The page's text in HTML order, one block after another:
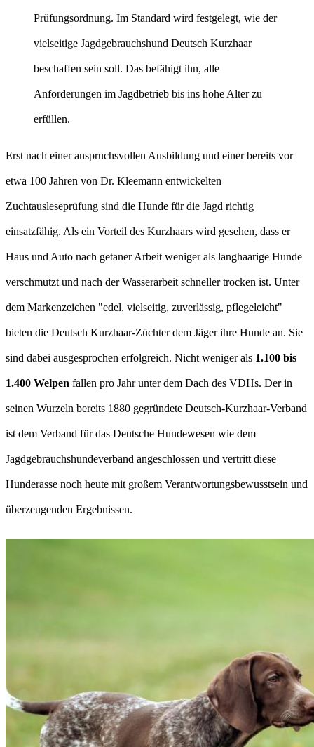
Prüfungsordnung. Im Standard wird festgelegt, wie der
vielseitige Jagdgebrauchshund Deutsch Kurzhaar
beschaffen sein soll. Das befähigt ihn, alle
Anforderungen im Jagdbetrieb bis ins hohe Alter zu
erfüllen.
Erst nach einer anspruchsvollen Ausbildung und einer bereits vor
etwa 100 Jahren von Dr. Kleemann entwickelten
Zuchtausleseprüfung sind die Hunde für die Jagd richtig
einsatzfähig. Als ein Vorteil des Kurzhaars wird gesehen, dass er
Haus und Auto nach getaner Arbeit weniger als langhaarige Hunde
verschmutzt und nach der Wasserarbeit schneller trocken ist. Unter
dem Markenzeichen "edel, vielseitig, zuverlässig, pflegeleicht"
bieten die Deutsch Kurzhaar-Züchter dem Jäger ihre Hunde an. Sie
sind dabei ausgesprochen erfolgreich. Nicht weniger als 1.100 bis
1.400 Welpen fallen pro Jahr unter dem Dach des VDHs. Der in
seinen Wurzeln bereits 1880 gegründete Deutsch-Kurzhaar-Verband
ist dem Verband für das Deutsche Hundewesen wie dem
Jagdgebrauchshundeverband angeschlossen und vertritt diese
Hunderasse noch heute mit großem Verantwortungsbewusstsein und
überzeugenden Ergebnissen.